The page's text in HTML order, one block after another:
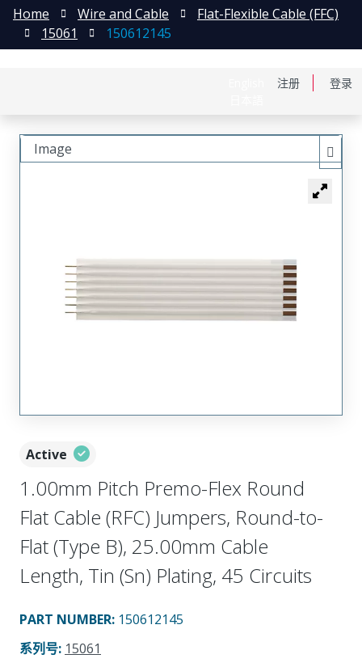
注册 登录
Home Wire and Cable
Flat-Flexible Cable (FFC)
15061
150612145
Active
1.00mm Pitch Premo-Flex Round
Flat Cable (RFC) Jumpers, Round-to-
Flat (Type B), 25.00mm Cable
Length, Tin (Sn) Plating, 45 Circuits
PART NUMBER: 150612145
系列号: 15061
Image